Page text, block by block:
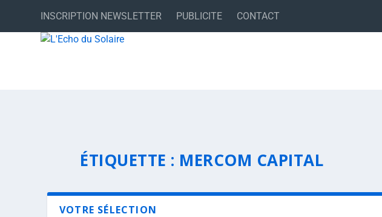
INSCRIPTION NEWSLETTER PUBLICITE CONTACT
ÉTIQUETTE : MERCOM CAPITAL
VOTRE SÉLECTION